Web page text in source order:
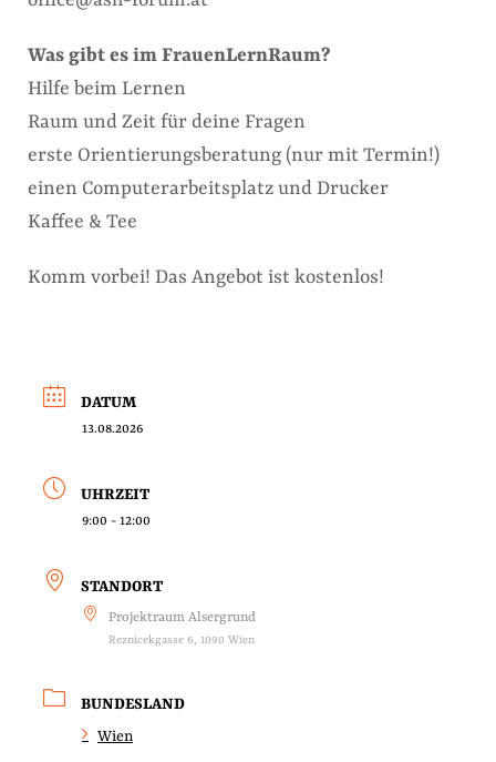
Was gibt es im FrauenLernRaum?
Hilfe beim Lernen
Raum und Zeit für deine Fragen
erste Orientierungsberatung (nur mit Termin!)
einen Computerarbeitsplatz und Drucker
Kaffee & Tee
Komm vorbei! Das Angebot ist kostenlos!
DATUM
13.08.2026
UHRZEIT
9:00 - 12:00
STANDORT
Projektraum Alsergrund
Reznicekgasse 6, 1090 Wien
BUNDESLAND
Wien